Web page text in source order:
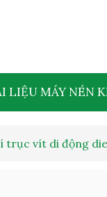
LIỆU MÁY NÉN
trục vít di động